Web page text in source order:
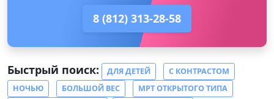
8 (812) 313-28-58
Быстрый поиск: ДЛЯ ДЕТЕЙ
С КОНТРАСТОМ
НОЧЬЮ
БОЛЬШОЙ ВЕС
МРТ ОТКРЫТОГО ТИПА